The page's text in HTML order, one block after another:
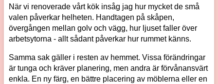
När vi renoverade vårt kök insåg jag hur mycket de små
valen påverkar helheten. Handtagen på skåpen,
övergången mellan golv och vägg, hur ljuset faller över
arbetsytorna - allt sådant påverkar hur rummet känns.
Samma sak gäller i resten av hemmet. Vissa förändringar
är tunga och kräver planering, men andra är förvånansvärt
enkla. En ny färg, en bättre placering av möblerna eller en